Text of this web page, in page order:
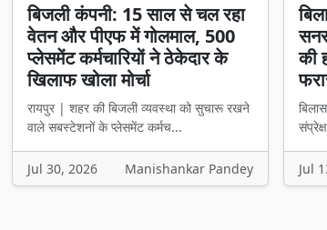
बिजली कंपनी: 15 साल से चल रहा
वेतन और पीएफ में गोलमाल, 500
प्लेसमेंट कर्मचारियों ने ठेकेदार के
खिलाफ खोला मोर्चा
रायपुर | शहर की बिजली व्यवस्था को सुचारू रखने
वाले सबस्टेशनों के प्लेसमेंट कर्मच...
Jul 30, 2026 Manishankar Pandey
की
Jul